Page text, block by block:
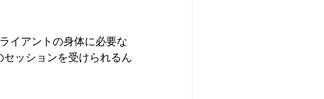
イアントの身体に必要な
ッションを受けられるん